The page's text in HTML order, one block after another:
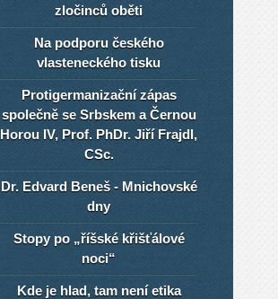
zločinců oběti
Na podporu českého
vlasteneckého tisku
Protigermanizační zápas
společně se Srbskem a Černou
Horou IV, Prof. PhDr. Jiří Frajdl,
CSc.
Dr. Edvard Beneš - Mnichovské
dny
Stopy po „říšské křišťálové
noci“
Kde je hlad, tam není etika